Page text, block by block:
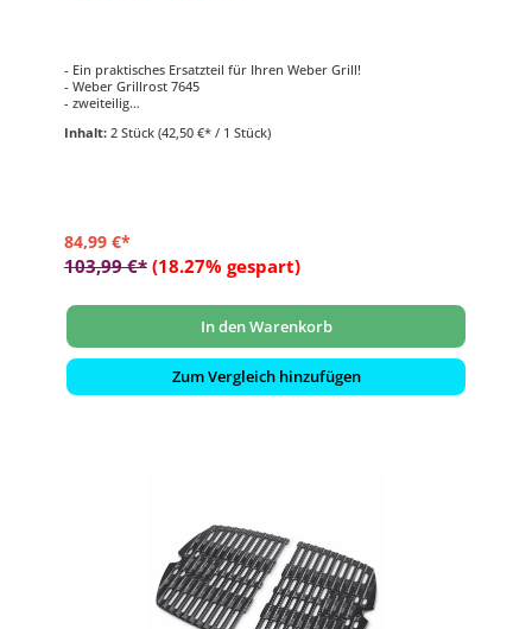
- Ein praktisches Ersatzteil für Ihren Weber Grill!
- Weber Grillrost 7645
- zweiteilig
- passend für Weber Gasgrills der Q 200- und Q 2000 Serie
Inhalt: 2 Stück (42,50 €* / 1 Stück)
84,99 €*
103,99 €* (18.27% gespart)
In den Warenkorb
Zum Vergleich hinzufügen